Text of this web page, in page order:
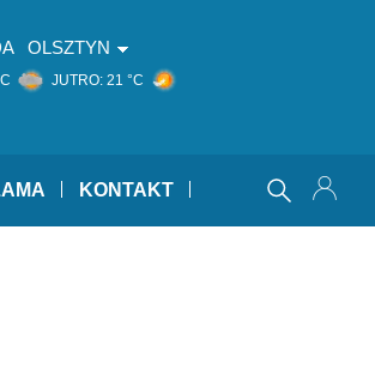
OLSZTYN
JUTRO: 21 °C
KONTAKT